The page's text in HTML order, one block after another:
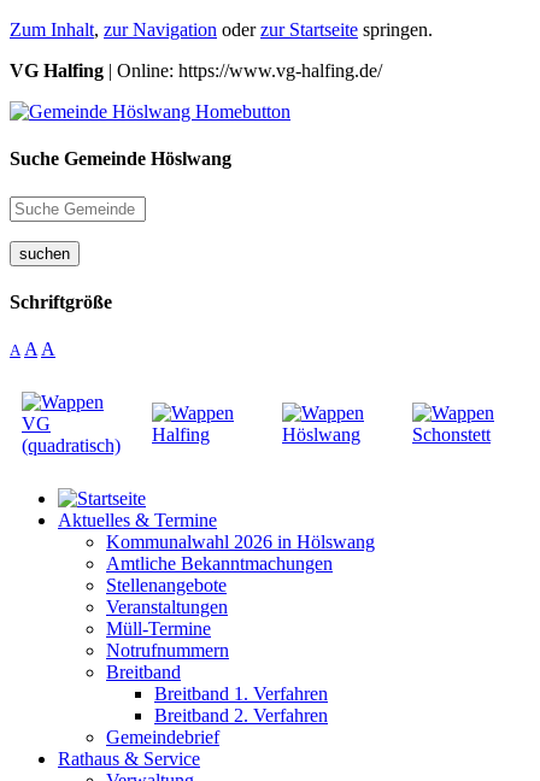
Zum Inhalt, zur Navigation oderzur Startseite springen.
VG Halfing | Online: https://www.vg-halfing.de/
Suche Gemeinde Höslwang
suchen
Schriftgröße
A A A
Aktuelles & Termine
Kommunalwahl 2026 in Hölswang
Amtliche Bekanntmachungen
Stellenangebote
Veranstaltungen
Müll-Termine
Notrufnummern
Breitband
Breitband 1. Verfahren
Breitband 2. Verfahren
Gemeindebrief
Rathaus & Service